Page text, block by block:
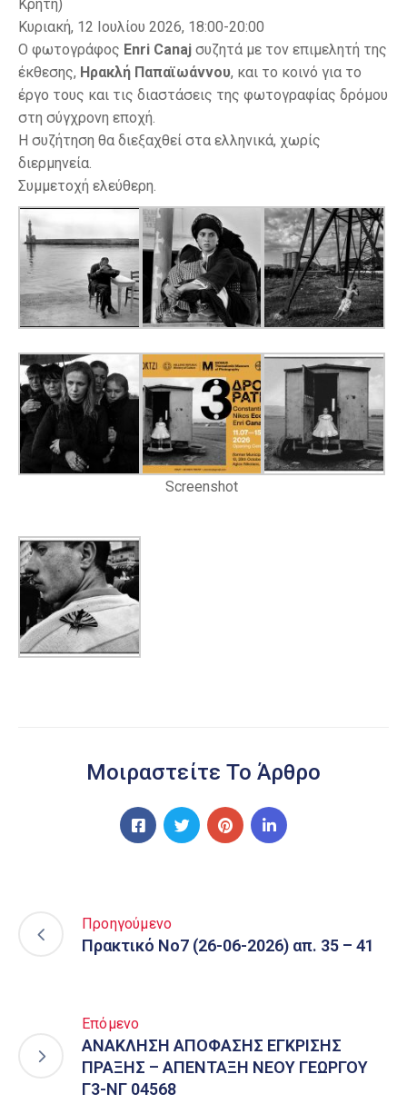
Κρήτη)
Κυριακή, 12 Ιουλίου 2026, 18:00-20:00
Ο φωτογράφος Enri Canaj συζητά με τον επιμελητή της
έκθεσης, Ηρακλή Παπαϊωάννου, και το κοινό για το
έργο τους και τις διαστάσεις της φωτογραφίας δρόμου
στη σύγχρονη εποχή.
Η συζήτηση θα διεξαχθεί στα ελληνικά, χωρίς
διερμηνεία.
Συμμετοχή ελεύθερη.
Screenshot
Μοιραστείτε Το Άρθρο
Προηγούμενο
Πρακτικό Νο7 (26-06-2026) απ. 35 – 41
Επόμενο
ΑΝΑΚΛΗΣΗ ΑΠΟΦΑΣΗΣ ΕΓΚΡΙΣΗΣ
ΠΡΑΞΗΣ – ΑΠΕΝΤΑΞΗ ΝΕΟΥ ΓΕΩΡΓΟΥ
Γ3-ΝΓ 04568